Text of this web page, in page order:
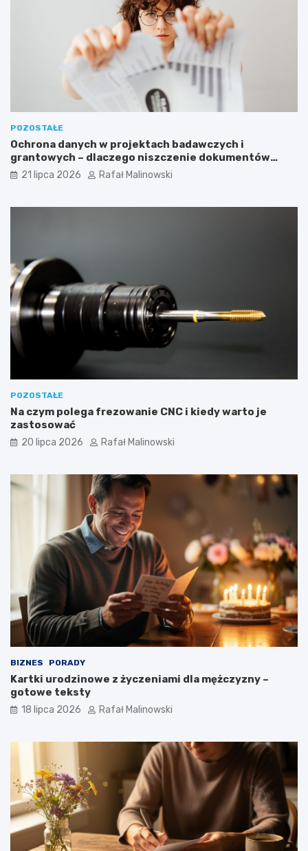
POZOSTAŁE
Ochrona danych w projektach badawczych i
grantowych – dlaczego niszczenie dokumentów
musi być częścią procedury?
21 lipca 2026 Rafał Malinowski
POZOSTAŁE
Na czym polega frezowanie CNC i kiedy warto je
zastosować
20 lipca 2026 Rafał Malinowski
BIZNES PORADY
Kartki urodzinowe z życzeniami dla mężczyzny –
gotowe teksty
18 lipca 2026 Rafał Malinowski